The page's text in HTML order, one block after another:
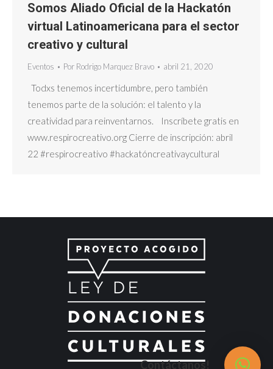
Somos Aliado Oficial de la Hackatón
virtual Latinoamericana para el sector
creativo y cultural
Eventos Por Rodrigo Marquez Bravo abril 21, 2020
Todxs tenemos incertidumbre, pero también
tenemos parte de la solución: el talento y la
creatividad para reinventarnos. Inscríbete gratis en
www.respirocreativo.org Cierre de inscripción: abril
22 #respirocreativo #hackatóncreativaycultural
Contáctanos!